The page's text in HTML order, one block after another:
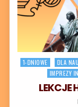
Posted in
1-DNIOWE DLA
IMPREZY
LEKCJE